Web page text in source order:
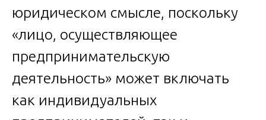
юридическом смысле, поскольку
«лицо, осуществляющее
предпринимательскую
деятельность» может включать
как индивидуальных